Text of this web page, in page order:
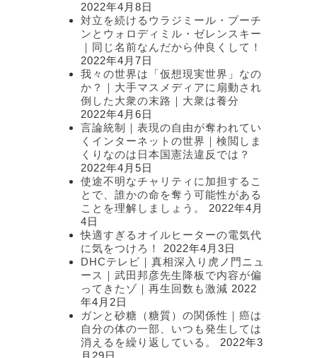
2022年4月8日
対立を続けるウラジミール・プーチ
ンとウォロディミル・ゼレンスキー
｜同じ名前なんだから仲良くして！
2022年4月7日
我々の世界は「仮想現実世界」なの
か？｜大手マスメディアに扇動され
倒した大衆の末路｜大衆は養分
2022年4月6日
言論統制｜表現の自由が奪われてい
くインターネットの世界｜検閲しま
くりなのは日本国憲法違反では？
2022年4月5日
使途不明なチャリティに加担するこ
とで、誰かの命を奪う可能性がある
ことを理解しましょう。
2022年4月
4日
快適すぎるオイルヒーターの電気代
に気をつけろ！
2022年4月3日
DHCテレビ｜真相深入り虎ノ門ニュ
ース｜武田邦彦先生降板で内容が偏
ってきたゾ｜再生回数も激減 2022
年4月2日
ガンと砂糖（糖質）の関係性｜癌は
自分の体の一部、いつも発生しては
消えるを繰り返している。
2022年3
月29日